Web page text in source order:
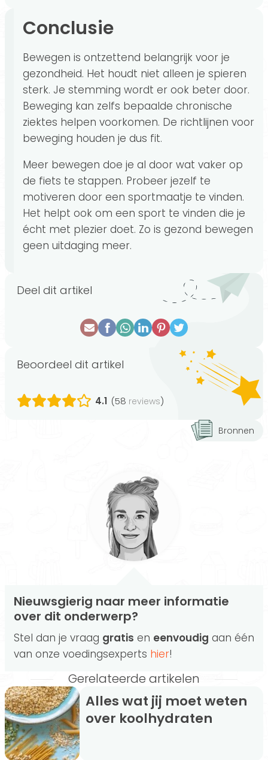
Conclusie
Bewegen is ontzettend belangrijk voor je
gezondheid. Het houdt niet alleen je spieren
sterk. Je stemming wordt er ook beter door.
Beweging kan zelfs bepaalde chronische
ziektes helpen voorkomen. De richtlijnen voor
beweging houden je dus fit.
Meer bewegen doe je al door wat vaker op
de fiets te stappen. Probeer jezelf te
motiveren door een sportmaatje te vinden.
Het helpt ook om een sport te vinden die je
écht met plezier doet. Zo is gezond bewegen
geen uitdaging meer.
Deel dit artikel
Beoordeel dit artikel
4.1 (58 reviews)
Bronnen
Nieuwsgierig naar meer informatie
over dit onderwerp?
Stel dan je vraag gratis en eenvoudig aan één
van onze voedingsexperts hier!
Gerelateerde artikelen
Alles wat jij moet weten
over koolhydraten